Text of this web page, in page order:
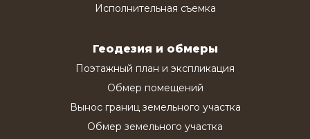
Исполнительная съемка
Геодезия и обмеры
Поэтажный план и экспликация
Обмер помещений
Вынос границ земельного участка
Обмер земельного участка